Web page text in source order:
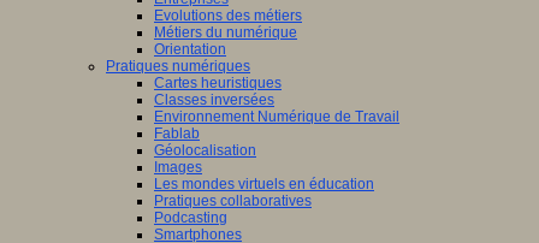
Evolutions des métiers
Métiers du numérique
Orientation
Pratiques numériques
Cartes heuristiques
Classes inversées
Environnement Numérique de Travail
Fablab
Géolocalisation
Images
Les mondes virtuels en éducation
Pratiques collaboratives
Podcasting
Smartphones